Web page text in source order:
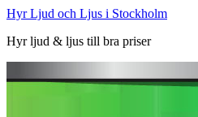
Hyr Ljud och Ljus i Stockholm
Hyr ljud & ljus till bra priser